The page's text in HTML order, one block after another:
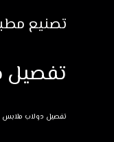
تصنيع
تفصيل
تفصيل دولاب ملابس